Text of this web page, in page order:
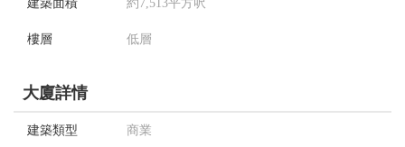
建築面積 約7,513平方呎
樓層 低層
大廈詳情
建築類型 商業